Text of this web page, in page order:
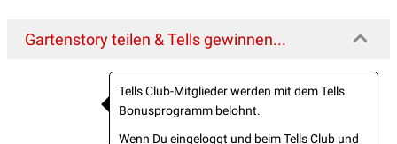
Gartenstory teilen & Tells gewinnen...
Tells Club-Mitglieder werden mit dem Tells
Bonusprogramm belohnt.
Wenn Du eingeloggt und beim Tells Club und